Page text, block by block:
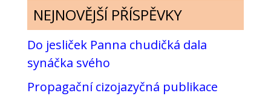
NEJNOVĚJŠÍ PŘÍSPĚVKY
Do jesliček Panna chudičká dala
synáčka svého
Propagační cizojazyčná publikace